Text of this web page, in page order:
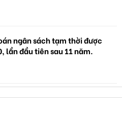
ngân sách tạm thời được
lần đầu tiên sau 11 năm.